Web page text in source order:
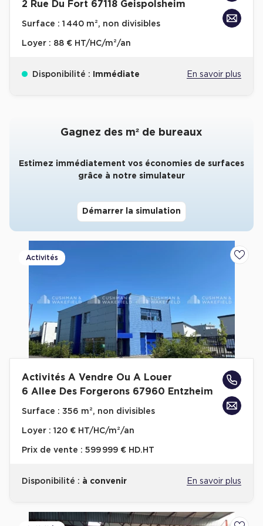
Collections de Logistique
Logistique urbaine
Location de Commerces
Location de Commerces à Bordeaux
Location de Commerces à Toulouse
Location de Commerces à Reims
Achat de Commerces à Nîmes
Achat de Commerces à Toulouse
Achat de Commerces à Marseille
Achat de Commerces à Dijon
Bureaux privés à Paris
Bureaux privés à Marseille
Bureaux privés à Lille
2 Rue Du Fort 67118 Geispolsheim
Surface : 1 440 m², non divisibles
Loyer : 88 € HT/HC/m²/an
Disponibilité : Immédiate En savoir plus
Gagnez des m² de bureaux
Estimez immédiatement vos économies de surfaces
grâce à notre simulateur
Démarrer la simulation
Activités
Activités A Vendre Ou A Louer
6 Allee Des Forgerons 67960 Entzheim
Surface : 356 m², non divisibles
Loyer : 120 € HT/HC/m²/an
Prix de vente : 599 999 € HD.HT
Disponibilité : à convenir En savoir plus